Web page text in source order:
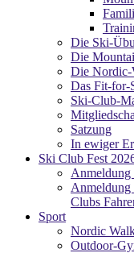
Die Ski-
Die
Die Nordic-
Das Fit-for-
Ski-Club-
Satzung
In ewiger
Ski Club Fest
Anmeldung
Anmeldung
Clubs
Sport
Nordic
Outdoor-